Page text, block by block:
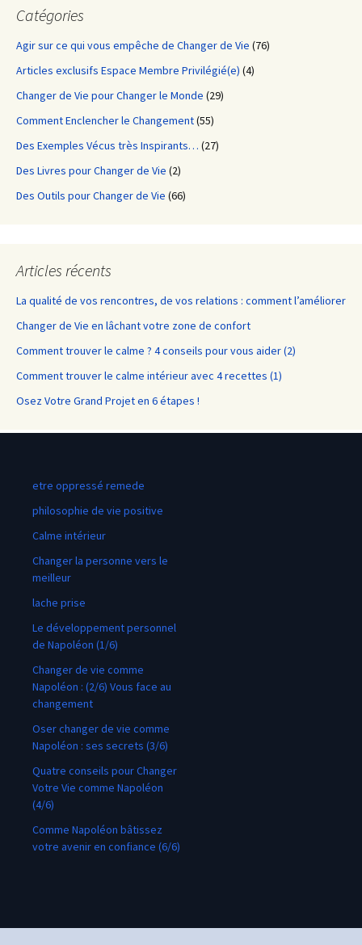
Catégories
Agir sur ce qui vous empêche de Changer de Vie (76)
Articles exclusifs Espace Membre Privilégié(e) (4)
Changer de Vie pour Changer le Monde (29)
Comment Enclencher le Changement(55)
Des Exemples Vécus très Inspirants… (27)
Des Livres pour Changer de Vie (2)
Des Outils pour Changer de Vie (66)
Articles récents
La qualité de vos rencontres, de vos relations : comment l’améliorer
Changer de Vie en lâchant votre zone de confort
Comment trouver le calme ? 4 conseils pour vous aider (2)
Comment trouver le calme intérieur avec 4 recettes (1)
Osez Votre Grand Projet en 6 étapes !
etre oppressé remede
philosophie de vie positive
Calme intérieur
Changer la personne vers le
meilleur
lache prise
Le développement personnel
de Napoléon (1/6)
Changer de vie comme
Napoléon : (2/6) Vous face au
changement
Oser changer de vie comme
Napoléon : ses secrets (3/6)
Quatre conseils pour Changer
Votre Vie comme Napoléon
(4/6)
Comme Napoléon bâtissez
votre avenir en confiance (6/6)